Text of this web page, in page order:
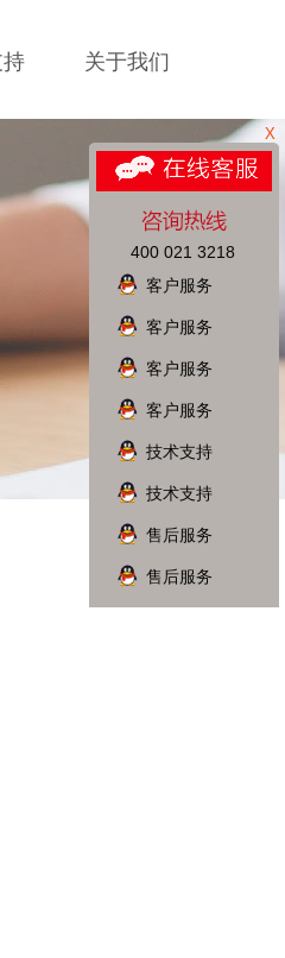
持 关于我们
X
400 021 3218
客户服务
客户服务
客户服务
客户服务
技术支持
技术支持
售后服务
售后服务